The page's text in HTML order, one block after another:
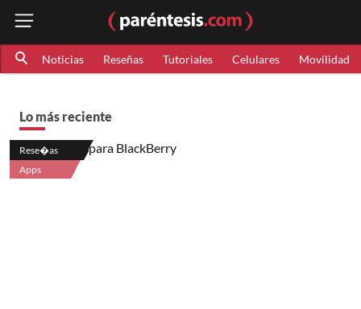
Noticias Reseñas Tutoriales Celulares Movilidad
Lo más reciente
Rese�as
Apps